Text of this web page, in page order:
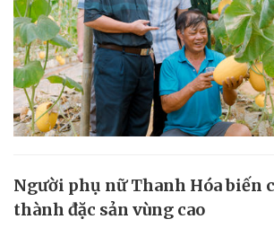
Người phụ nữ Thanh Hóa biến
thành đặc sản vùng cao